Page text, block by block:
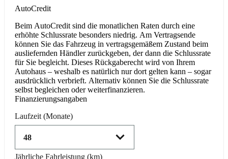
AutoCredit
Beim AutoCredit sind die monatlichen Raten durch eine
erhöhte Schlussrate besonders niedrig. Am Vertragsende
können Sie das Fahrzeug in vertragsgemäßem Zustand beim
ausliefernden Händler zurückgeben, der dann die Schlussrate
für Sie begleicht. Dieses Rückgaberecht wird von Ihrem
Autohaus – weshalb es natürlich nur dort gelten kann – sogar
ausdrücklich verbrieft. Alternativ können Sie die Schlussrate
selbst begleichen oder weiterfinanzieren.
Finanzierungsangaben
Laufzeit (Monate)
Jährliche Fahrleistung (km)